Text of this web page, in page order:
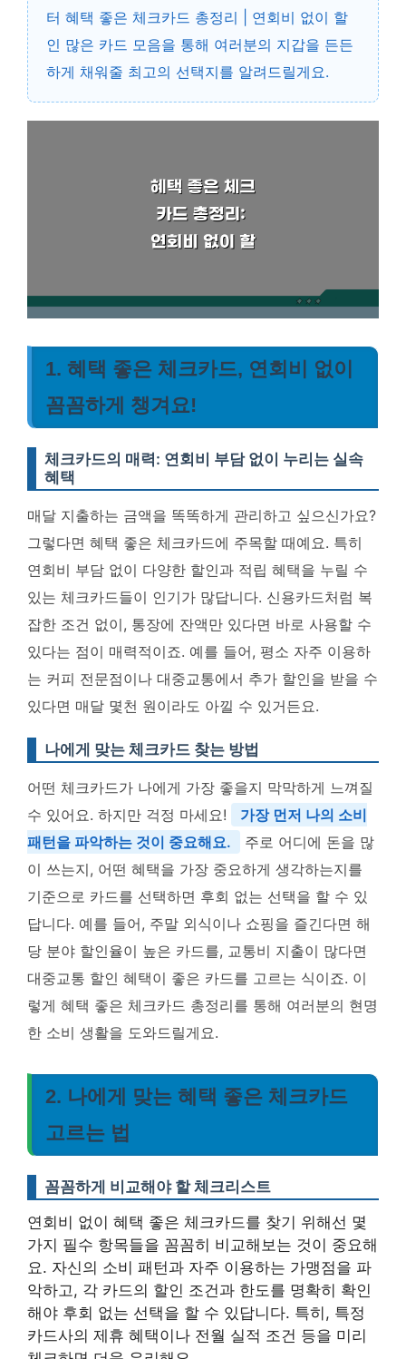
터 혜택 좋은 체크카드 총정리 | 연회비 없이 할
인 많은 카드 모음을 통해 여러분의 지갑을 든든
하게 채워줄 최고의 선택지를 알려드릴게요.
1. 혜택 좋은 체크카드, 연회비 없이
꼼꼼하게 챙겨요!
체크카드의 매력: 연회비 부담 없이 누리는 실속
혜택
매달 지출하는 금액을 똑똑하게 관리하고 싶으신가요?
그렇다면 혜택 좋은 체크카드에 주목할 때예요. 특히
연회비 부담 없이 다양한 할인과 적립 혜택을 누릴 수
있는 체크카드들이 인기가 많답니다. 신용카드처럼 복
잡한 조건 없이, 통장에 잔액만 있다면 바로 사용할 수
있다는 점이 매력적이죠. 예를 들어, 평소 자주 이용하
는 커피 전문점이나 대중교통에서 추가 할인을 받을 수
있다면 매달 몇천 원이라도 아낄 수 있거든요.
나에게 맞는 체크카드 찾는 방법
어떤 체크카드가 나에게 가장 좋을지 막막하게 느껴질
수 있어요. 하지만 걱정 마세요!
가장 먼저 나의 소비
패턴을 파악하는 것이 중요해요.
주로 어디에 돈을 많
이 쓰는지, 어떤 혜택을 가장 중요하게 생각하는지를
기준으로 카드를 선택하면 후회 없는 선택을 할 수 있
답니다. 예를 들어, 주말 외식이나 쇼핑을 즐긴다면 해
당 분야 할인율이 높은 카드를, 교통비 지출이 많다면
대중교통 할인 혜택이 좋은 카드를 고르는 식이죠. 이
렇게 혜택 좋은 체크카드 총정리를 통해 여러분의 현명
한 소비 생활을 도와드릴게요.
2. 나에게 맞는 혜택 좋은 체크카드
고르는 법
꼼꼼하게 비교해야 할 체크리스트
연회비 없이 혜택 좋은 체크카드를 찾기 위해선 몇
가지 필수 항목들을 꼼꼼히 비교해보는 것이 중요해
요. 자신의 소비 패턴과 자주 이용하는 가맹점을 파
악하고, 각 카드의 할인 조건과 한도를 명확히 확인
해야 후회 없는 선택을 할 수 있답니다. 특히, 특정
카드사의 제휴 혜택이나 전월 실적 조건 등을 미리